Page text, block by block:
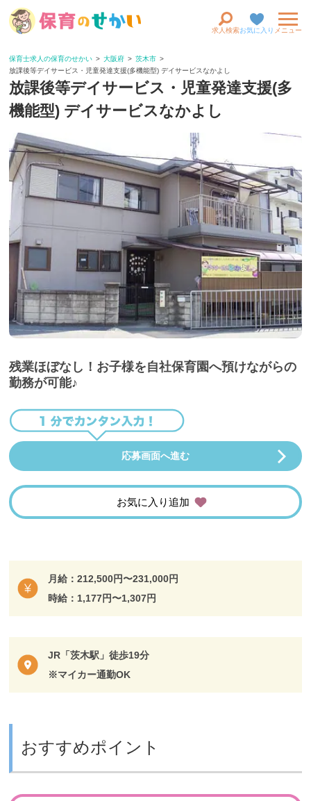
求人検索お気に入り メニュー
保育士求人の保育のせかい 大阪府
茨木市
放課後等デイサービス・児童発達支援(多機能型) デイサービスなかよし
放課後等デイサービス・児童発達支援(多
機能型) デイサービスなかよし
残業ほぼなし！お子様を自社保育園へ預けながらの
勤務が可能♪
応募画面へ進む
お気に入り追加
月給：212,500円〜231,000円
時給：1,177円〜1,307円
JR「茨木駅」徒歩19分
※マイカー通勤OK
おすすめポイント